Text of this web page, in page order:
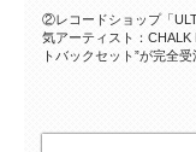
②レコードショップ「
気アーティスト：CHALK
トバックセット”が完全